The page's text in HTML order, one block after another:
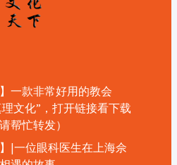
】一款非常好用的教会
理文化”，打开链接看下载
帮忙转发）
】|一位眼科医生在上海佘